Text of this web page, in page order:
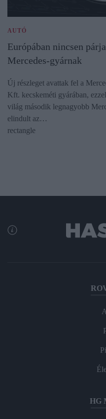
AUTÓ
Európában nincsen
Mercedes-gyárnak
Új részleget avattak fel a
Kft. kecskeméti gyárában,
világ második legnagyobb
elindult az…
rectangle
HG